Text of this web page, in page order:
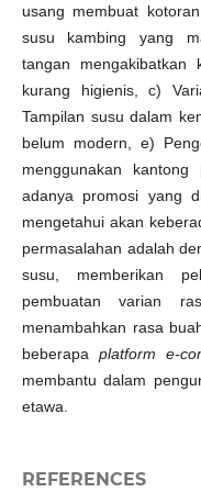
usang membuat
susu kambing yang
tangan mengakibatkan
kurang higienis, c)
Tampilan susu dalam
belum modern, e)
menggunakan
adanya promosi yang
mengetahui akan
permasalahan adalah
susu, memberikan
pembuatan varian
menambahkan rasa
beberapa platform e-
membantu dalam
etawa.
REFERENCES